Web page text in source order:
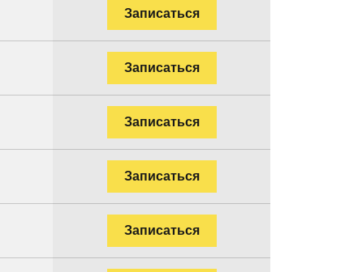
Записаться
Записаться
Записаться
Записаться
Записаться